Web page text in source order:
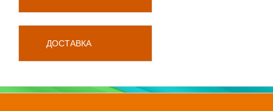
ДОСТАВКА